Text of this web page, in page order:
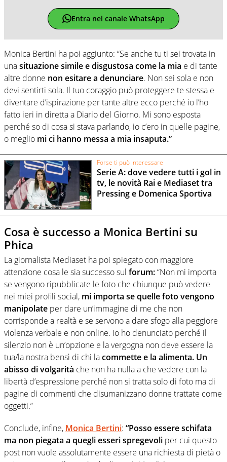
Entra nel canale WhatsApp
Monica Bertini ha poi aggiunto: “Se anche tu ti sei trovata in
unasituazione simile e disgustosa come la mia e di tante
altre donne non esitare a denunciare. Non sei sola e non
devi sentirti sola. Il tuo coraggio può proteggere te stessa e
diventare d’ispirazione per tante altre ecco perché io l’ho
fatto ieri in diretta a Diario del Giorno. Mi sono esposta
perché so di cosa si stava parlando, io c’ero in quelle pagine,
o meglio mi ci hanno messa a mia insaputa.”
Forse ti può interessare
Serie A: dove vedere tutti i gol in
tv, le novità Rai e Mediaset tra
Pressing e Domenica Sportiva
Cosa è successo a Monica Bertini su
Phica
La giornalista Mediaset ha poi spiegato con maggiore
attenzione cosa le sia successo sul forum:“Non mi importa
se vengono ripubblicate le foto che chiunque può vedere
nei miei profili social, mi importa se quelle foto vengono
manipolate per dare un’immagine di me che non
corrisponde a realtà e se servono a dare sfogo alla peggiore
violenza verbale e non online. Io ho denunciato perché il
silenzio non è un’opzione e la vergogna non deve essere la
tua/la nostra bensì di chi lacommette e la alimenta. Un
abisso di volgarità che non ha nulla a che vedere con la
libertà d’espressione perché non si tratta solo di foto ma di
pagine di commenti che disumanizzano donne trattate come
oggetti.”
Conclude, infine, Monica Bertini: “Posso essere schifata
ma non piegata a quegli esseri spregevoli per cui questo
post non vuole assolutamente essere una richiesta di pietà o